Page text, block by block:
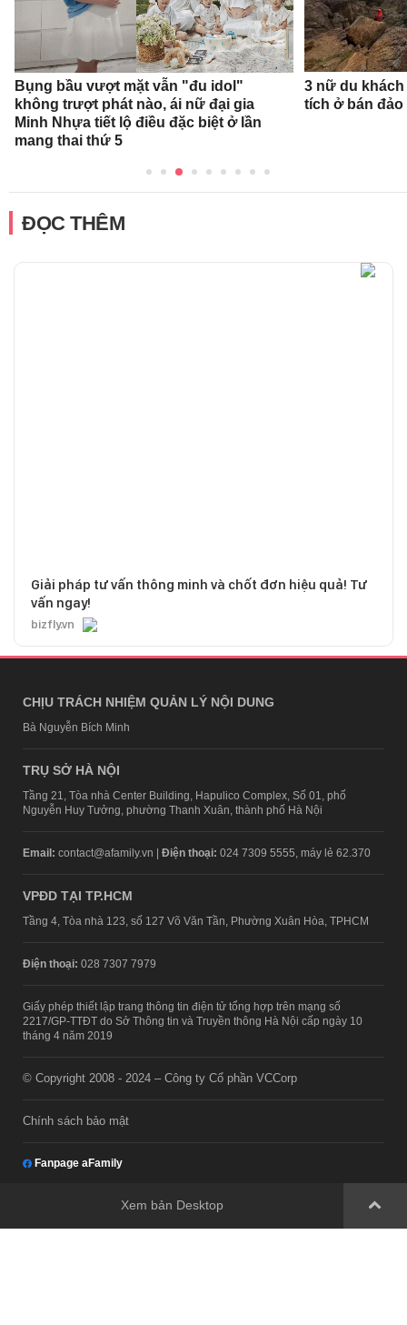
Bụng bầu vượt mặt vẫn "đu idol"
không trượt phát nào, ái nữ đại gia
Minh Nhựa tiết lộ điều đặc biệt ở lần
mang thai thứ 5
3 nữ du
tích ở bán đảo
ĐỌC THÊM
Giải pháp tư vấn thông minh và chốt đơn hiệu quả! Tư
vấn ngay!
bizfly.vn
CHỊU TRÁCH NHIỆM QUẢN LÝ NỘI DUNG
Bà Nguyễn Bích Minh
TRỤ SỞ HÀ NỘI
Tầng 21, Tòa nhà Center Building, Hapulico Complex, Số 01, phố
Nguyễn Huy Tưởng, phường Thanh Xuân, thành phố Hà Nội
Email: contact@afamily.vn | Điện thoại: 024 7309 5555, máy lẻ 62.370
VPĐD TẠI TP.HCM
Tầng 4, Tòa nhà 123, số 127 Võ Văn Tần, Phường Xuân Hòa, TPHCM
Điện thoại: 028 7307 7979
Giấy phép thiết lập trang thông tin điện tử tổng hợp trên mạng số
2217/GP-TTĐT do Sở Thông tin và Truyền thông Hà Nội cấp ngày 10
tháng 4 năm 2019
© Copyright 2008 - 2024 – Công ty Cổ phần VCCorp
Chính sách bảo mật
Fanpage aFamily
Xem bản Desktop